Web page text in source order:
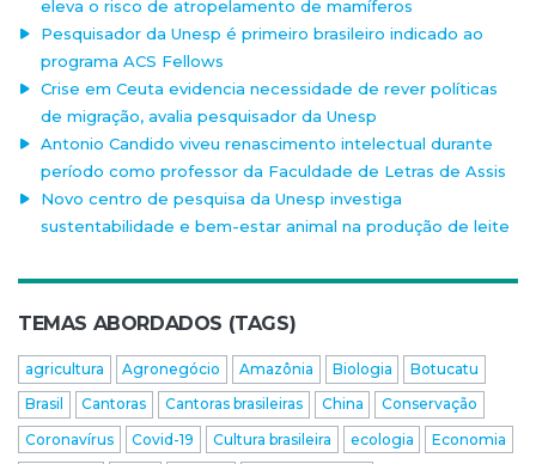
eleva o risco de atropelamento de mamíferos
Pesquisador da Unesp é primeiro brasileiro indicado ao
programa ACS Fellows
Crise em Ceuta evidencia necessidade de rever políticas
de migração, avalia pesquisador da Unesp
Antonio Candido viveu renascimento intelectual durante
período como professor da Faculdade de Letras de Assis
Novo centro de pesquisa da Unesp investiga
sustentabilidade e bem-estar animal na produção de leite
TEMAS ABORDADOS (TAGS)
agricultura Agronegócio Amazônia Biologia
Botucatu
Brasil
Cantoras Cantoras brasileiras China
Conservação
Coronavírus
Covid-19 Cultura brasileira ecologia
Economia